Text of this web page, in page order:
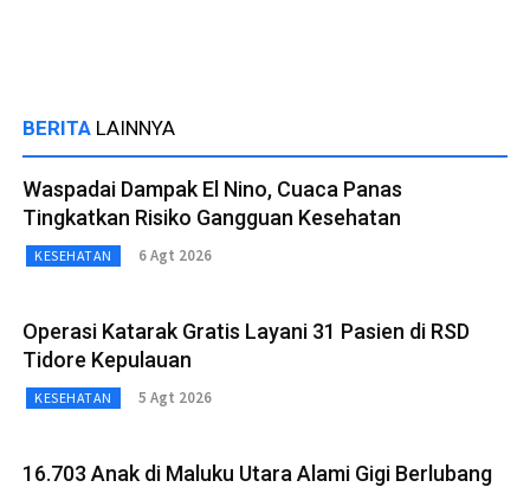
BERITA LAINNYA
Waspadai Dampak El Nino, Cuaca Panas
Tingkatkan Risiko Gangguan Kesehatan
KESEHATAN 6 Agt 2026
Operasi Katarak Gratis Layani 31 Pasien di RSD
Tidore Kepulauan
KESEHATAN 5 Agt 2026
16.703 Anak di Maluku Utara Alami Gigi Berlubang